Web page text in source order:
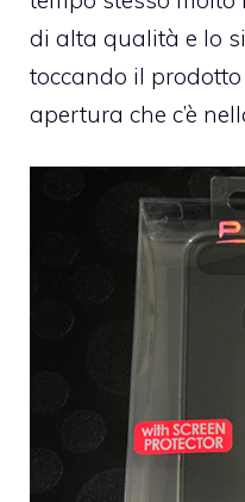
di alta qualità e lo
toccando il
apertura che c’è